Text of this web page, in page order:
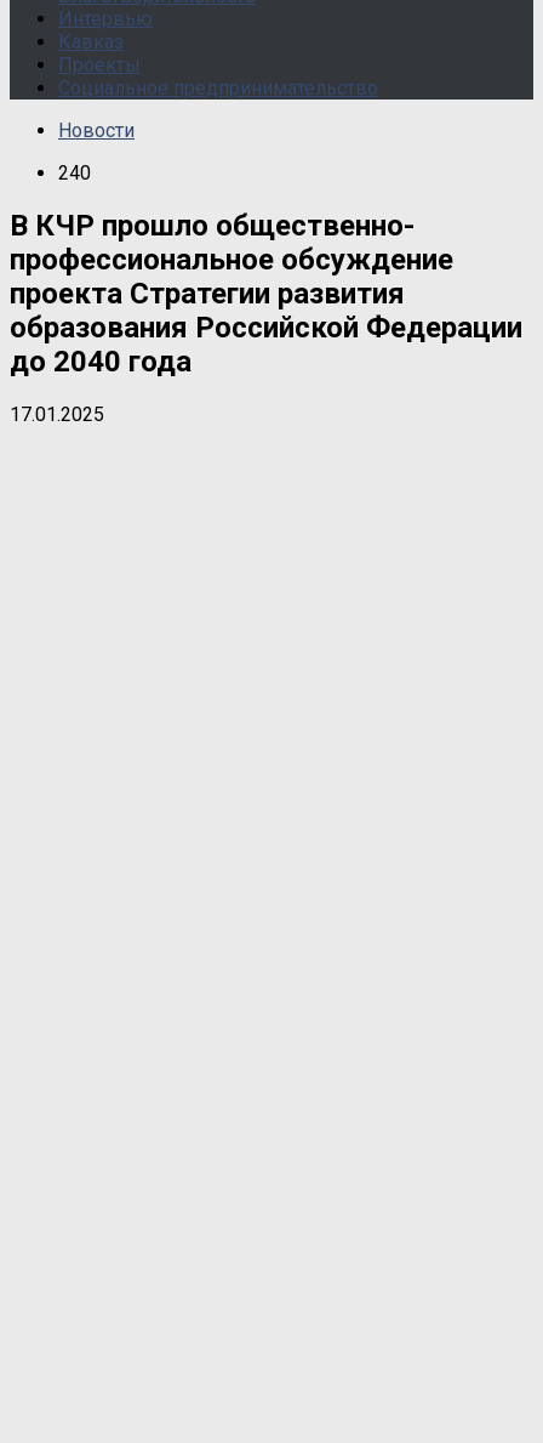
Интервью
Кавказ
Проекты
Социальное предпринимательство
Новости
240
В КЧР прошло общественно-
профессиональное обсуждение
проекта Стратегии развития
образования Российской Федерации
до 2040 года
17.01.2025